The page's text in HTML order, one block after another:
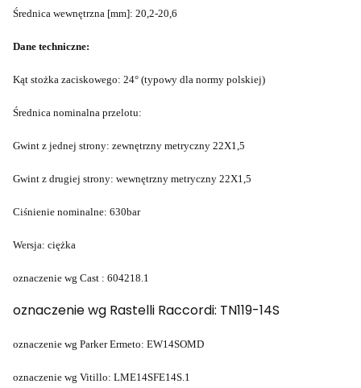
Średnica wewnętrzna [mm]: 20,2-20,6
Dane techniczne:
Kąt stożka zaciskowego: 24° (typowy dla normy polskiej)
Średnica nominalna przelotu:
Gwint z jednej strony: zewnętrzny metryczny 22X1,5
Gwint z drugiej strony: wewnętrzny metryczny 22X1,5
Ciśnienie nominalne: 630bar
Wersja: ciężka
oznaczenie wg Cast : 604218.1
oznaczenie wg Rastelli Raccordi: TN119-14S
oznaczenie wg Parker Ermeto: EW14SOMD
oznaczenie wg Vitillo: LME14SFE14S.1